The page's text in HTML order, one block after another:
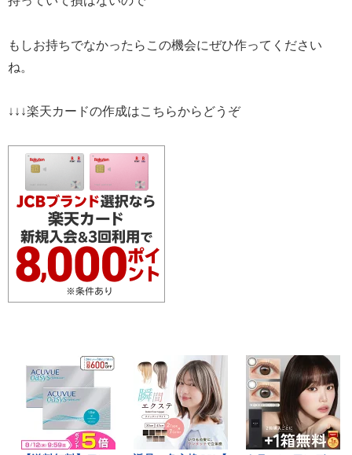
もしお持ちでなかったらこの機会にぜひ作ってください
ね。
↓↓↓楽天カードの作成はこちらからどうぞ